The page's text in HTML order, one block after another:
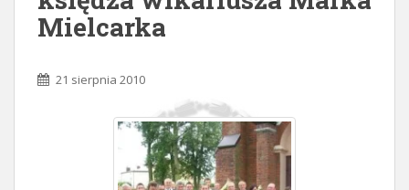
Mielcarka
21 sierpnia 2010